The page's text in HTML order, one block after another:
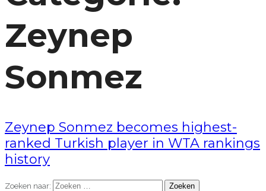
Zeynep
Sonmez
Zeynep Sonmez becomes highest-
ranked Turkish player in WTA rankings
history
Zoeken naar: